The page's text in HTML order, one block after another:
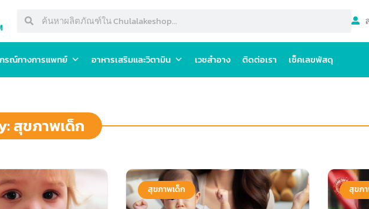
รณ์ทางการแพทย์ อาหารเสริมและวิตามิน เวชสำอาง ติดต่อเรา เช็คเลขพัสดุ
สุขภาพเด็ก
สุขภาพเด็ก สุขภ